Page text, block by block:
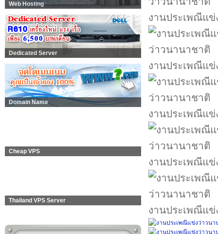
Web Hosting
Dedicated Server
Domain Name
Cheap VPS
Thailand VPS Server
งานประเพณีแ
งานประเพณีแ
งานประเพณีแ
งานประเพณีแ
งานประเพณีแ